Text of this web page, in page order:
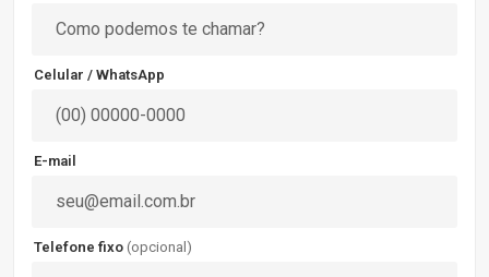
Celular / WhatsApp
E-mail
Telefone fixo (opcional)